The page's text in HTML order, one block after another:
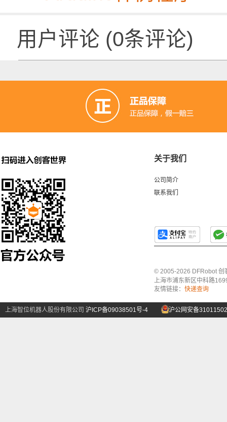
用户评论 (0条评论)
关于我们
公司简介
联系我们
© 2005-2026 DFRobot 创
上海市浦东新区中科路
友情链接： 快递查询
上海智位机器人股份有限公司 沪ICP备09038501号-4 沪公网安备